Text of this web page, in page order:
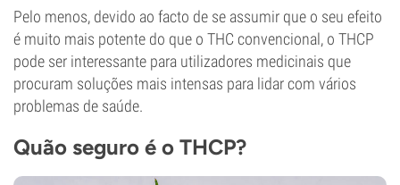
Pelo menos, devido ao facto de se assumir que o seu efeito
é muito mais potente do que o THC convencional, o THCP
pode ser interessante para utilizadores medicinais que
procuram soluções mais intensas para lidar com vários
problemas de saúde.
Quão seguro é o THCP?